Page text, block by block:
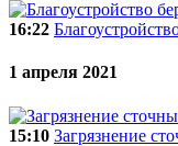
16:22
1 апреля 2021
15:10 Загрязнение